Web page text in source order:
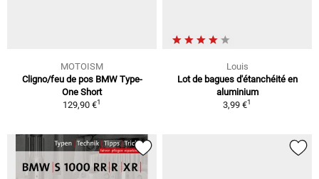
MOTOISM
Cligno/feu de pos BMW Type-
One Short
129,90 €1
Louis
Lot de bagues d'étanchéité en
aluminium
3,99 €1